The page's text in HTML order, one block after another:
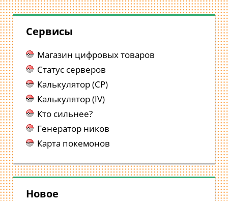
Сервисы
Магазин цифровых товаров
Статус серверов
Калькулятор (CP)
Калькулятор (IV)
Кто сильнее?
Генератор ников
Карта покемонов
Новое